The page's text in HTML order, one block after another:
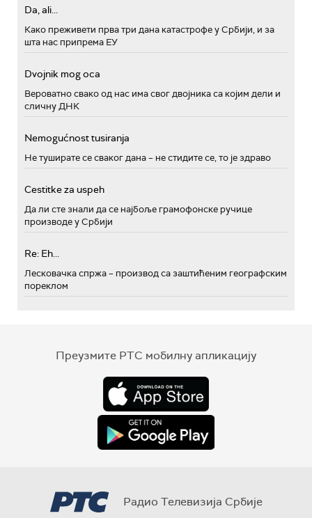
Da, ali...
Како преживети прва три дана катастрофе у Србији, и за
шта нас припрема ЕУ
Dvojnik mog oca
Вероватно свако од нас има свог двојника са којим дели и
сличну ДНК
Nemogućnost tusiranja
Не туширате се сваког дана – не стидите се, то је здраво
Cestitke za uspeh
Да ли сте знали да се најбоље грамофонске ручице
производе у Србији
Re: Eh...
Лесковачка спржа – производ са заштићеним географским
пореклом
Преузмите РТС мобилну апликацију
Радио Телевизија Србије